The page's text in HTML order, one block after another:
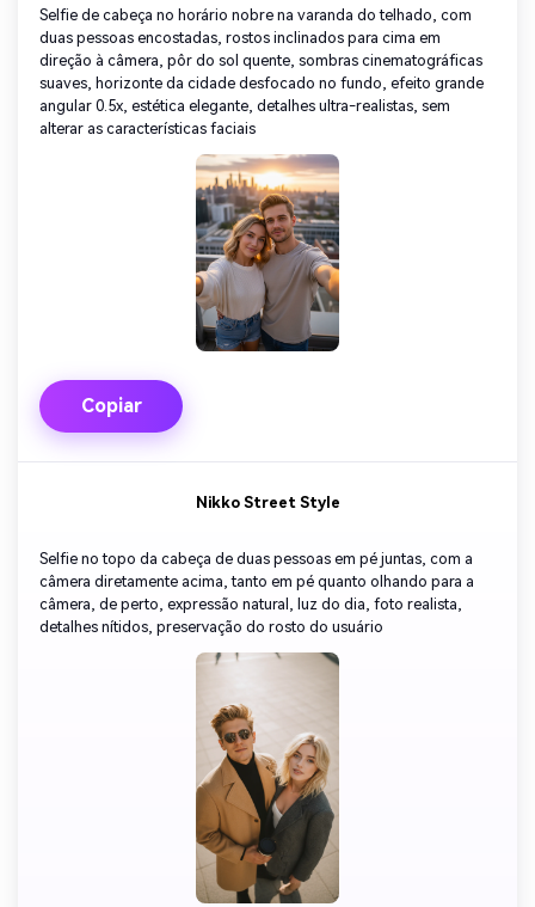
Selfie de cabeça no horário nobre na varanda do telhado, com
duas pessoas encostadas, rostos inclinados para cima em
direção à câmera, pôr do sol quente, sombras cinematográficas
suaves, horizonte da cidade desfocado no fundo, efeito grande
angular 0.5x, estética elegante, detalhes ultra-realistas, sem
alterar as características faciais
Copiar
Nikko Street Style
Selfie no topo da cabeça de duas pessoas em pé juntas, com a
câmera diretamente acima, tanto em pé quanto olhando para a
câmera, de perto, expressão natural, luz do dia, foto realista,
detalhes nítidos, preservação do rosto do usuário